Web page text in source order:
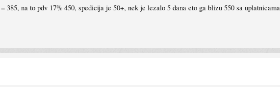
385, na to pdv 17% 450, spedicija je 50+, nek je lezalo 5 dana eto ga blizu 550 sa uplatnicama